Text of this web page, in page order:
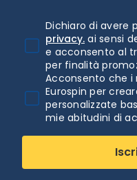
Dichiaro di avere
privacy. ai sensi
e acconsento al
per finalità
Acconsento che
Eurospin per
personalizzate
mie abitudini di